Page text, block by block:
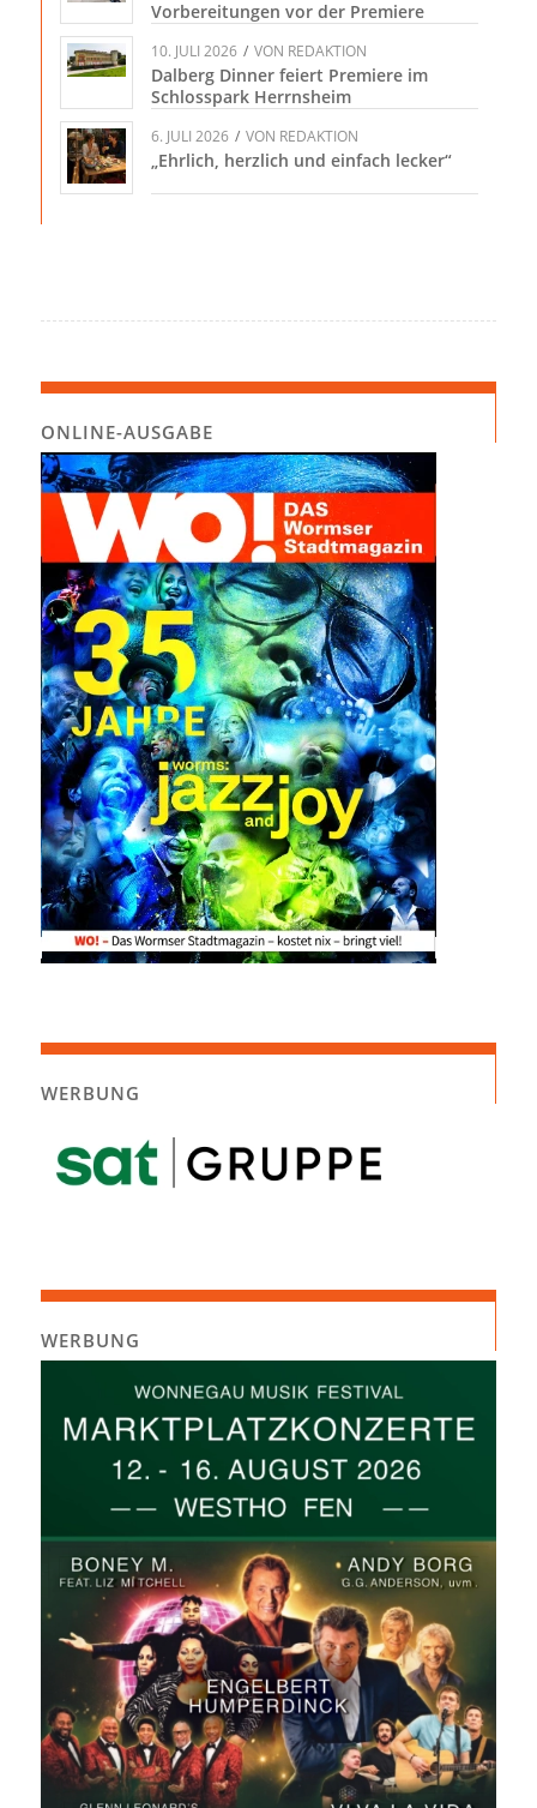
Vorbereitungen vor der Premiere
10. JULI 2026 / VON REDAKTION
Dalberg Dinner feiert Premiere im
Schlosspark Herrnsheim
6. JULI 2026 / VON REDAKTION
„Ehrlich, herzlich und einfach lecker“
ONLINE-AUSGABE
WERBUNG
WERBUNG